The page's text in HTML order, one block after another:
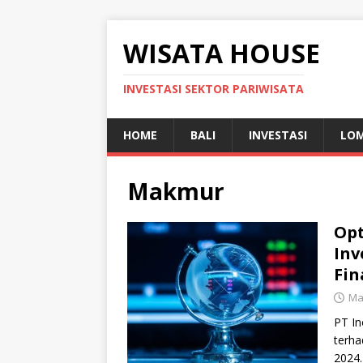
WISATA HOUSE
INVESTASI SEKTOR PARIWISATA
HOME BALI INVESTASI
Makmur
PT